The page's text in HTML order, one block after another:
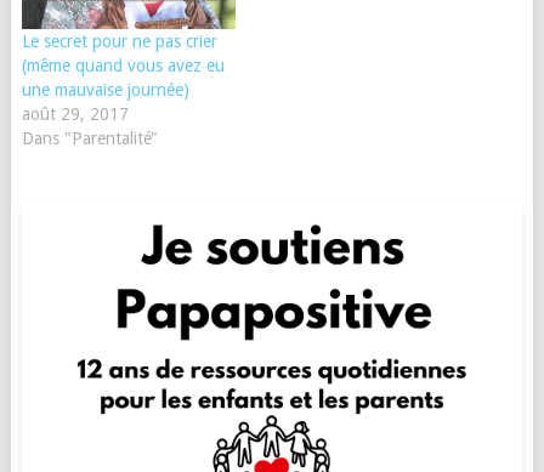
Le secret pour ne pas crier
(même quand vous avez eu
une mauvaise journée)
août 29, 2017
Dans "Parentalité"